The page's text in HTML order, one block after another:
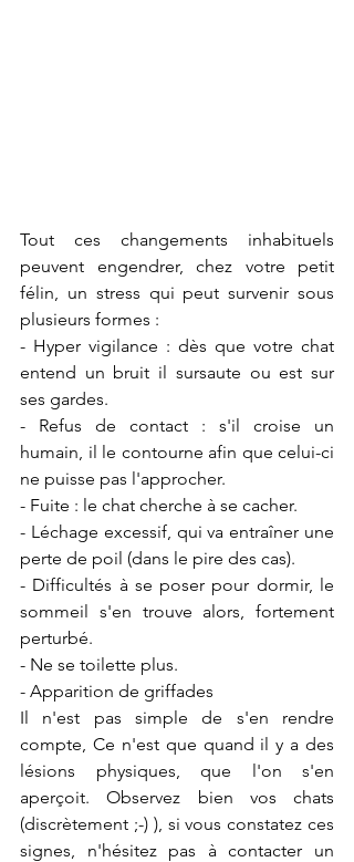
Tout ces changements inhabituels
peuvent engendrer, chez votre petit
félin, un stress qui peut survenir sous
plusieurs formes :
- Hyper vigilance : dès que votre chat
entend un bruit il sursaute ou est sur
ses gardes.
- Refus de contact : s'il croise un
humain, il le contourne afin que celui-ci
ne puisse pas l'approcher.
- Fuite : le chat cherche à se cacher.
- Léchage excessif, qui va entraîner une
perte de poil (dans le pire des cas).
- Difficultés à se poser pour dormir, le
sommeil s'en trouve alors, fortement
perturbé.
- Ne se toilette plus.
- Apparition de griffades
Il n'est pas simple de s'en rendre
compte, Ce n'est que quand il y a des
lésions physiques, que l'on s'en
aperçoit. Observez bien vos chats
(discrètement ;-) ), si vous constatez ces
signes, n'hésitez pas à contacter un